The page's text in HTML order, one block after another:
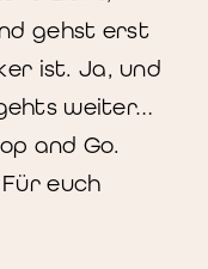
gehst erst
ist. Ja, und
weiter…
and Go.
euch